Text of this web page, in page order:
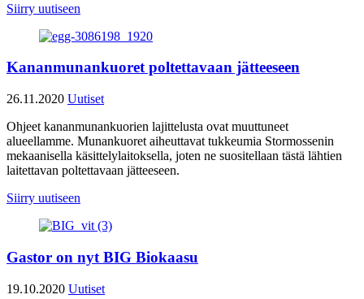
Siirry uutiseen
Kananmunankuoret poltettavaan jätteeseen
26.11.2020 Uutiset
Ohjeet kananmunankuorien lajittelusta ovat muuttuneet
alueellamme. Munankuoret aiheuttavat tukkeumia Stormossenin
mekaanisella käsittelylaitoksella, joten ne suositellaan tästä lähtien
laitettavan poltettavaan jätteeseen.
Siirry uutiseen
Gastor on nyt BIG Biokaasu
19.10.2020 Uutiset